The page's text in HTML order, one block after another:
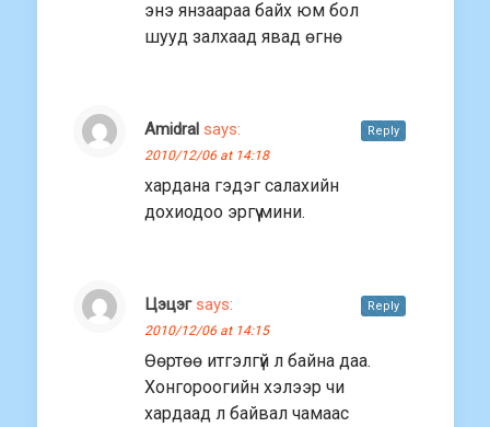
энэ янзаараа байх юм бол
шууд залхаад явад өгнө
Amidral says:
2010/12/06 at 14:18
хардана гэдэг салахийн
дохиодоо эргүү мини.
Reply
Цэцэг says:
2010/12/06 at 14:15
Өөртөө итгэлгүй л байна даа.
Хонгороогийн хэлээр чи
хардаад л байвал чамаас
Reply